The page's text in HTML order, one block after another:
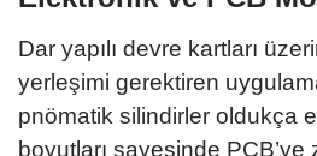
Dar yapılı devre kartları
yerleşimi gerektiren
pnömatik silindirler oldukça
boyutları sayesinde